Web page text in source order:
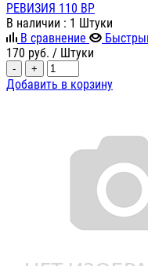
РЕВИЗИЯ 110 ВР
В наличии : 1 Штуки
В сравнение
170 руб. / Штуки
- +
Добавить в корзину